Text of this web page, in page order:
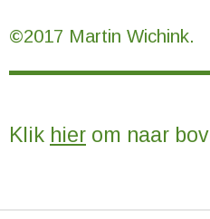
©2017 Martin Wichink.
Klik hier om naar